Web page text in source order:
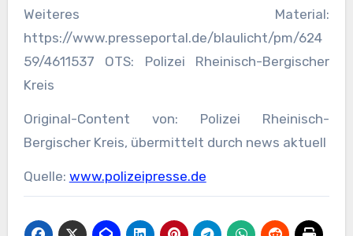
Weiteres Material:
https://www.presseportal.de/blaulicht/pm/624
59/4611537 OTS: Polizei Rheinisch-Bergischer
Kreis
Original-Content von: Polizei Rheinisch-
Bergischer Kreis, übermittelt durch news aktuell
Quelle: www.polizeipresse.de